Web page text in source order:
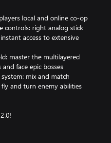
local and online co-op
controls: right analog stick
access to extensive
master the multilayered
face epic bosses
mix and match
and turn enemy abilities